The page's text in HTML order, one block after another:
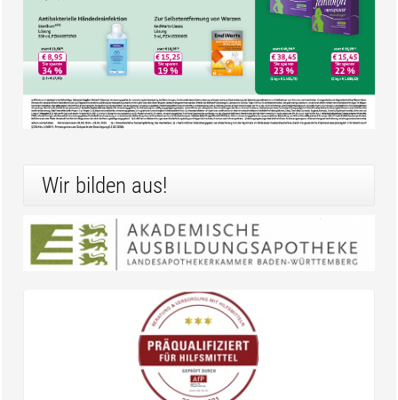
Wir bilden aus!